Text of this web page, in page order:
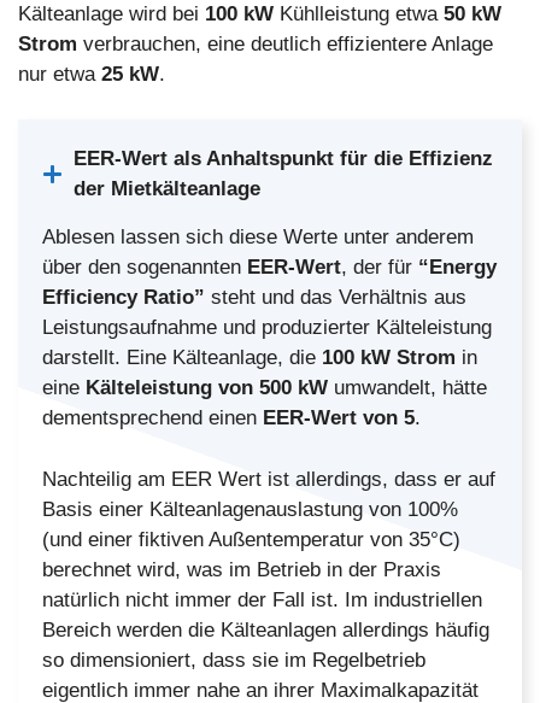
Kälteanlage wird bei 100 kW Kühlleistung etwa 50 kW
Strom verbrauchen, eine deutlich effizientere Anlage
nur etwa 25 kW.
EER-Wert als Anhaltspunkt für die Effizienz
der Mietkälteanlage
Ablesen lassen sich diese Werte unter anderem
über den sogenannten EER-Wert, der für “Energy
Efficiency Ratio” steht und das Verhältnis aus
Leistungsaufnahme und produzierter Kälteleistung
darstellt. Eine Kälteanlage, die 100 kW Strom in
eine Kälteleistung von 500 kW umwandelt, hätte
dementsprechend einen EER-Wert von 5.
Nachteilig am EER Wert ist allerdings, dass er auf
Basis einer Kälteanlagenauslastung von 100%
(und einer fiktiven Außentemperatur von 35°C)
berechnet wird, was im Betrieb in der Praxis
natürlich nicht immer der Fall ist. Im industriellen
Bereich werden die Kälteanlagen allerdings häufig
so dimensioniert, dass sie im Regelbetrieb
eigentlich immer nahe an ihrer Maximalkapazität